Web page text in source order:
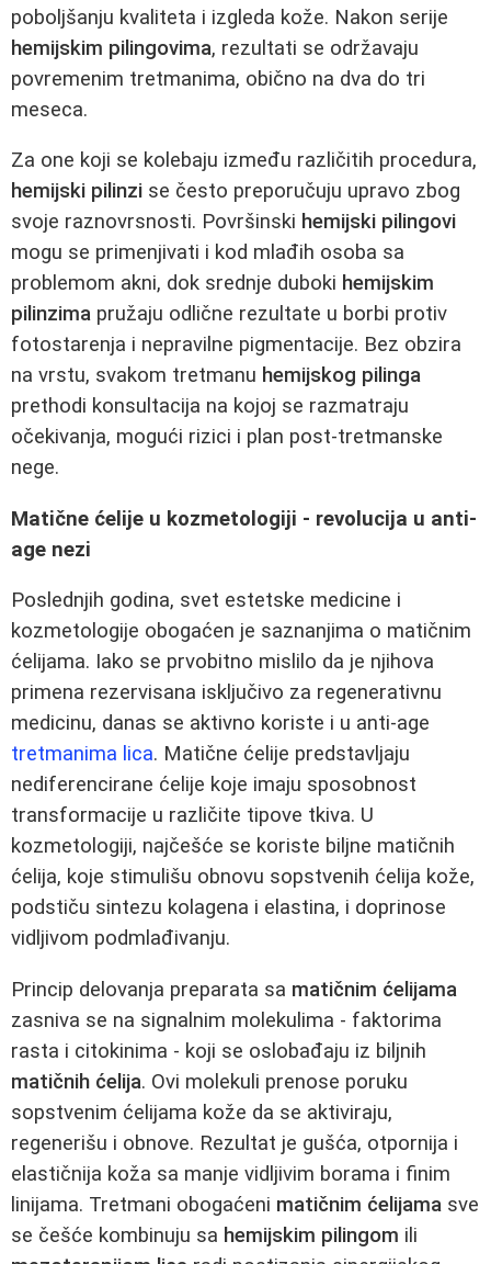
poboljšanju kvaliteta i izgleda kože. Nakon serije
hemijskim pilingovima, rezultati se održavaju
povremenim tretmanima, obično na dva do tri
meseca.
Za one koji se kolebaju između različitih procedura,
hemijski pilinzi se često preporučuju upravo zbog
svoje raznovrsnosti. Površinski hemijski pilingovi
mogu se primenjivati i kod mlađih osoba sa
problemom akni, dok srednje duboki hemijskim
pilinzima pružaju odlične rezultate u borbi protiv
fotostarenja i nepravilne pigmentacije. Bez obzira
na vrstu, svakom tretmanu hemijskog pilinga
prethodi konsultacija na kojoj se razmatraju
očekivanja, mogući rizici i plan post-tretmanske
nege.
Matične ćelije u kozmetologiji - revolucija u anti-
age nezi
Poslednjih godina, svet estetske medicine i
kozmetologije obogaćen je saznanjima o matičnim
ćelijama. Iako se prvobitno mislilo da je njihova
primena rezervisana isključivo za regenerativnu
medicinu, danas se aktivno koriste i u anti-age
tretmanima lica. Matične ćelije predstavljaju
nediferencirane ćelije koje imaju sposobnost
transformacije u različite tipove tkiva. U
kozmetologiji, najčešće se koriste biljne matičnih
ćelija, koje stimulišu obnovu sopstvenih ćelija kože,
podstiču sintezu kolagena i elastina, i doprinose
vidljivom podmlađivanju.
Princip delovanja preparata sa matičnim ćelijama
zasniva se na signalnim molekulima - faktorima
rasta i citokinima - koji se oslobađaju iz biljnih
matičnih ćelija. Ovi molekuli prenose poruku
sopstvenim ćelijama kože da se aktiviraju,
regenerišu i obnove. Rezultat je gušća, otpornija i
elastičnija koža sa manje vidljivim borama i finim
linijama. Tretmani obogaćeni matičnim ćelijama sve
se češće kombinuju sa hemijskim pilingom ili